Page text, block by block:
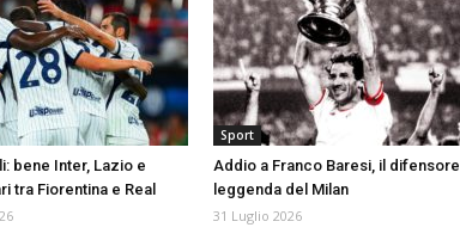
bene Inter, Lazio e
tra Fiorentina e Real
Sport
Addio a Franco Baresi, il difensore
leggenda del Milan
31 Luglio 2026